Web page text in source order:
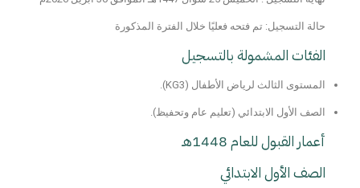
حالة التسجيل: تم فتحه فعليًا خلال الفترة المذكورة
الفئات المشمولة بالتسجيل
المستوى الثالث لرياض الأطفال (KG3) .
الصف الأول الابتدائي (تعليم عام وتحفيظ).
أعمار القبول للعام 1448هـ
الصف الأول الابتدائي